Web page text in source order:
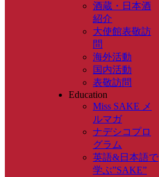
酒蔵・日本酒
紹介
大使館表敬訪
問
海外活動
国内活動
表敬訪問
Education
Miss SAKE メ
ルマガ
ナデシコプロ
グラム
英語&日本語で
学ぶ”SAKE”